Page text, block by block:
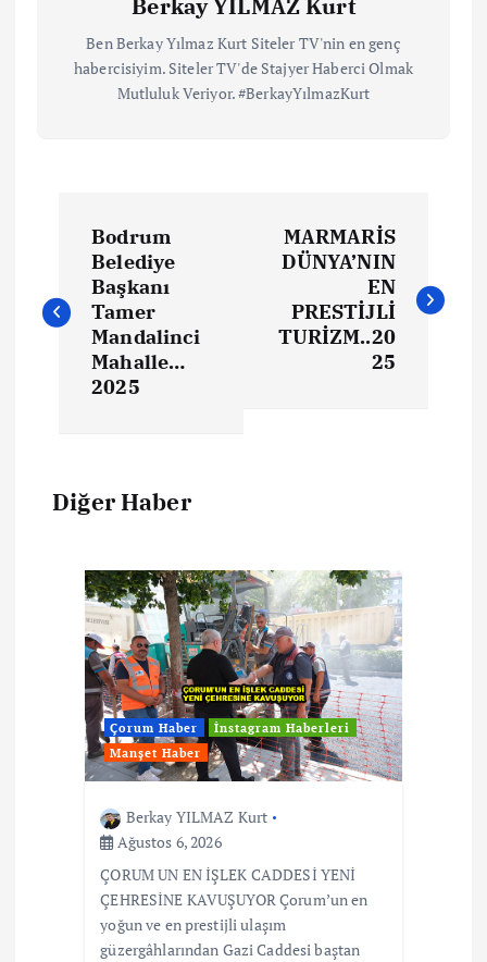
Ben Berkay Yılmaz Kurt Siteler TV'nin en genç
habercisiyim. Siteler TV'de Stajyer Haberci Olmak
Mutluluk Veriyor. #BerkayYılmazKurt
Bodrum
Belediye
Başkanı
Tamer
Mandalinci
Mahalle…
2025
MARMARİS
DÜNYA’NIN
EN
PRESTİJLİ
TURİZM..20
25
Diğer Haber
Çorum Haber
İnstagram Haberleri
Manşet Haber
Berkay YILMAZ Kurt
Ağustos 6, 2026
ÇORUM UN EN İŞLEK CADDESİ YENİ
ÇEHRESİNE KAVUŞUYOR Çorum’un en
yoğun ve en prestijli ulaşım
güzergâhlarından Gazi Caddesi baştan